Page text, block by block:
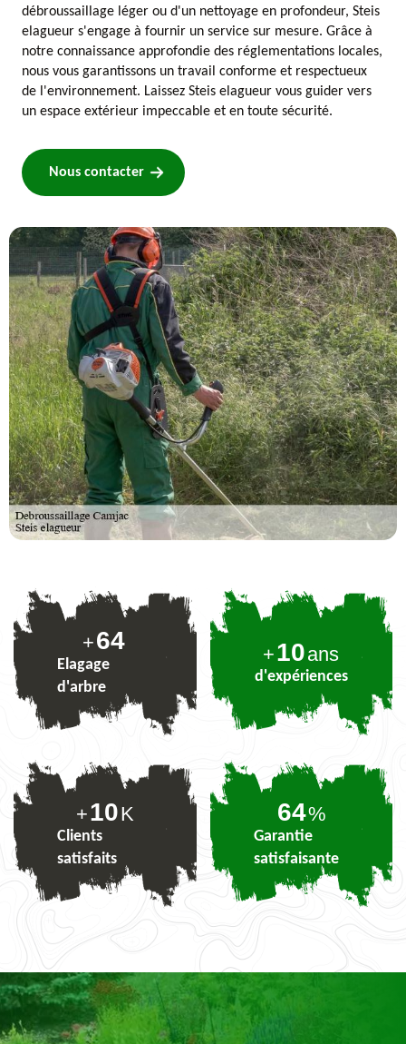
débroussaillage léger ou d'un nettoyage en profondeur, Steis
elagueur s'engage à fournir un service sur mesure. Grâce à
notre connaissance approfondie des réglementations locales,
nous vous garantissons un travail conforme et respectueux
de l'environnement. Laissez Steis elagueur vous guider vers
un espace extérieur impeccable et en toute sécurité.
Nous contacter
+78
Elagage
d'arbre
+10ans
d'expériences
+10K
Clients
satisfaits
78%
Garantie
satisfaisante